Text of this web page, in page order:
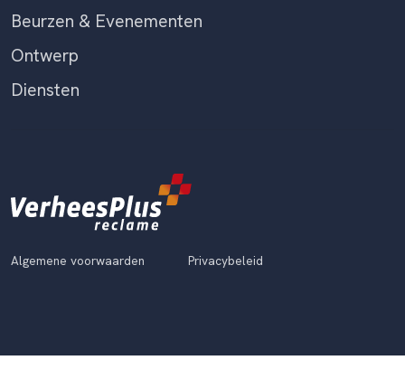
Beurzen & Evenementen
Ontwerp
Diensten
Algemene voorwaarden Privacybeleid